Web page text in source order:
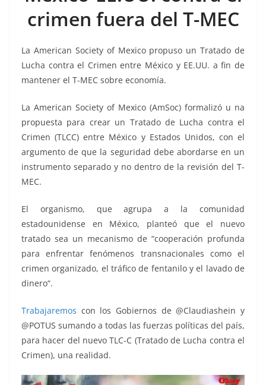
o
k
p er
crimen fuera del T-MEC
La American Society of Mexico propuso un Tratado de
Lucha contra el Crimen entre México y EE.UU. a fin de
mantener el T-MEC sobre economía.
La American Society of Mexico (AmSoc) formalizó u na
propuesta para crear un Tratado de Lucha contra el
Crimen (TLCC) entre México y Estados Unidos, con el
argumento de que la seguridad debe abordarse en un
instrumento separado y no dentro de la revisión del T-
MEC.
El organismo, que agrupa a la comunidad
estadounidense en México, planteó que el nuevo
tratado sea un mecanismo de “cooperación profunda
para enfrentar fenómenos transnacionales como el
crimen organizado, el tráfico de fentanilo y el lavado de
dinero“.
Trabajaremos con los Gobiernos de @Claudiashein y
@POTUS sumando a todas las fuerzas políticas del país,
para hacer del nuevo TLC-C (Tratado de Lucha contra el
Crimen), una realidad.